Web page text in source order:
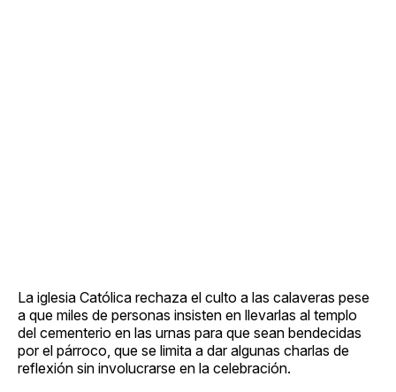
La iglesia Católica rechaza el culto a las calaveras pese
a que miles de personas insisten en llevarlas al templo
del cementerio en las urnas para que sean bendecidas
por el párroco, que se limita a dar algunas charlas de
reflexión sin involucrarse en la celebración.